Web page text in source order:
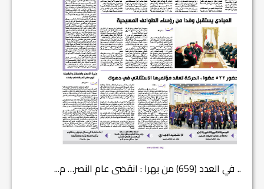
في العدد (659) من بهرا : انقضى عام النصر… م...